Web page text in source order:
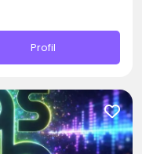
Profil